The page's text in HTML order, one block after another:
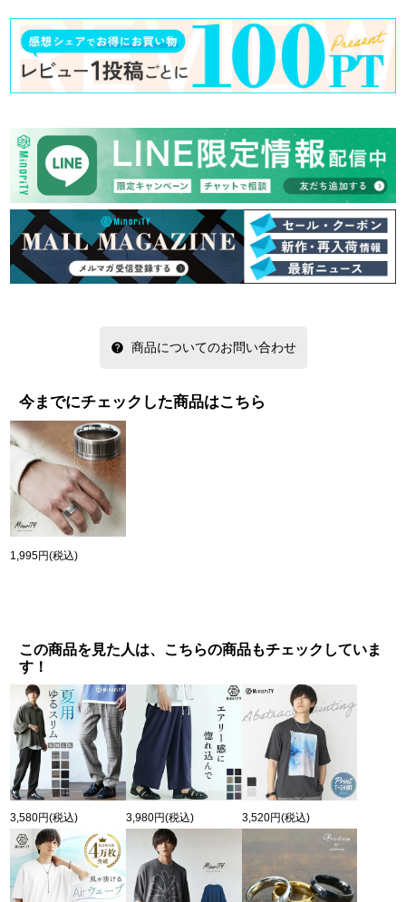
商品についてのお問い合わせ
今までにチェックした商品はこちら
1,995円(税込)
この商品を見た人は、こちらの商品もチェックしていま
す！
3,580円(税込) 3,980円(税込) 3,520円(税込)